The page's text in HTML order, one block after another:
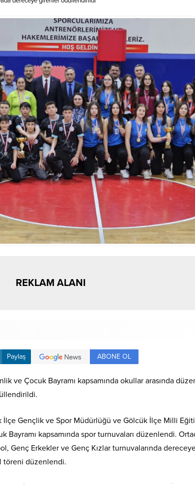
REKLAM ALANI
Paylaş ABONE OL
ve Çocuk Bayramı kapsamında okullar arasında
İlçe Gençlik ve Spor Müdürlüğü ve Gölcük İlçe Milli
Bayramı kapsamında spor turnuvaları düzenlendi.
Genç Erkekler ve Genç Kızlar turnuvalarında
töreni düzenlendi.